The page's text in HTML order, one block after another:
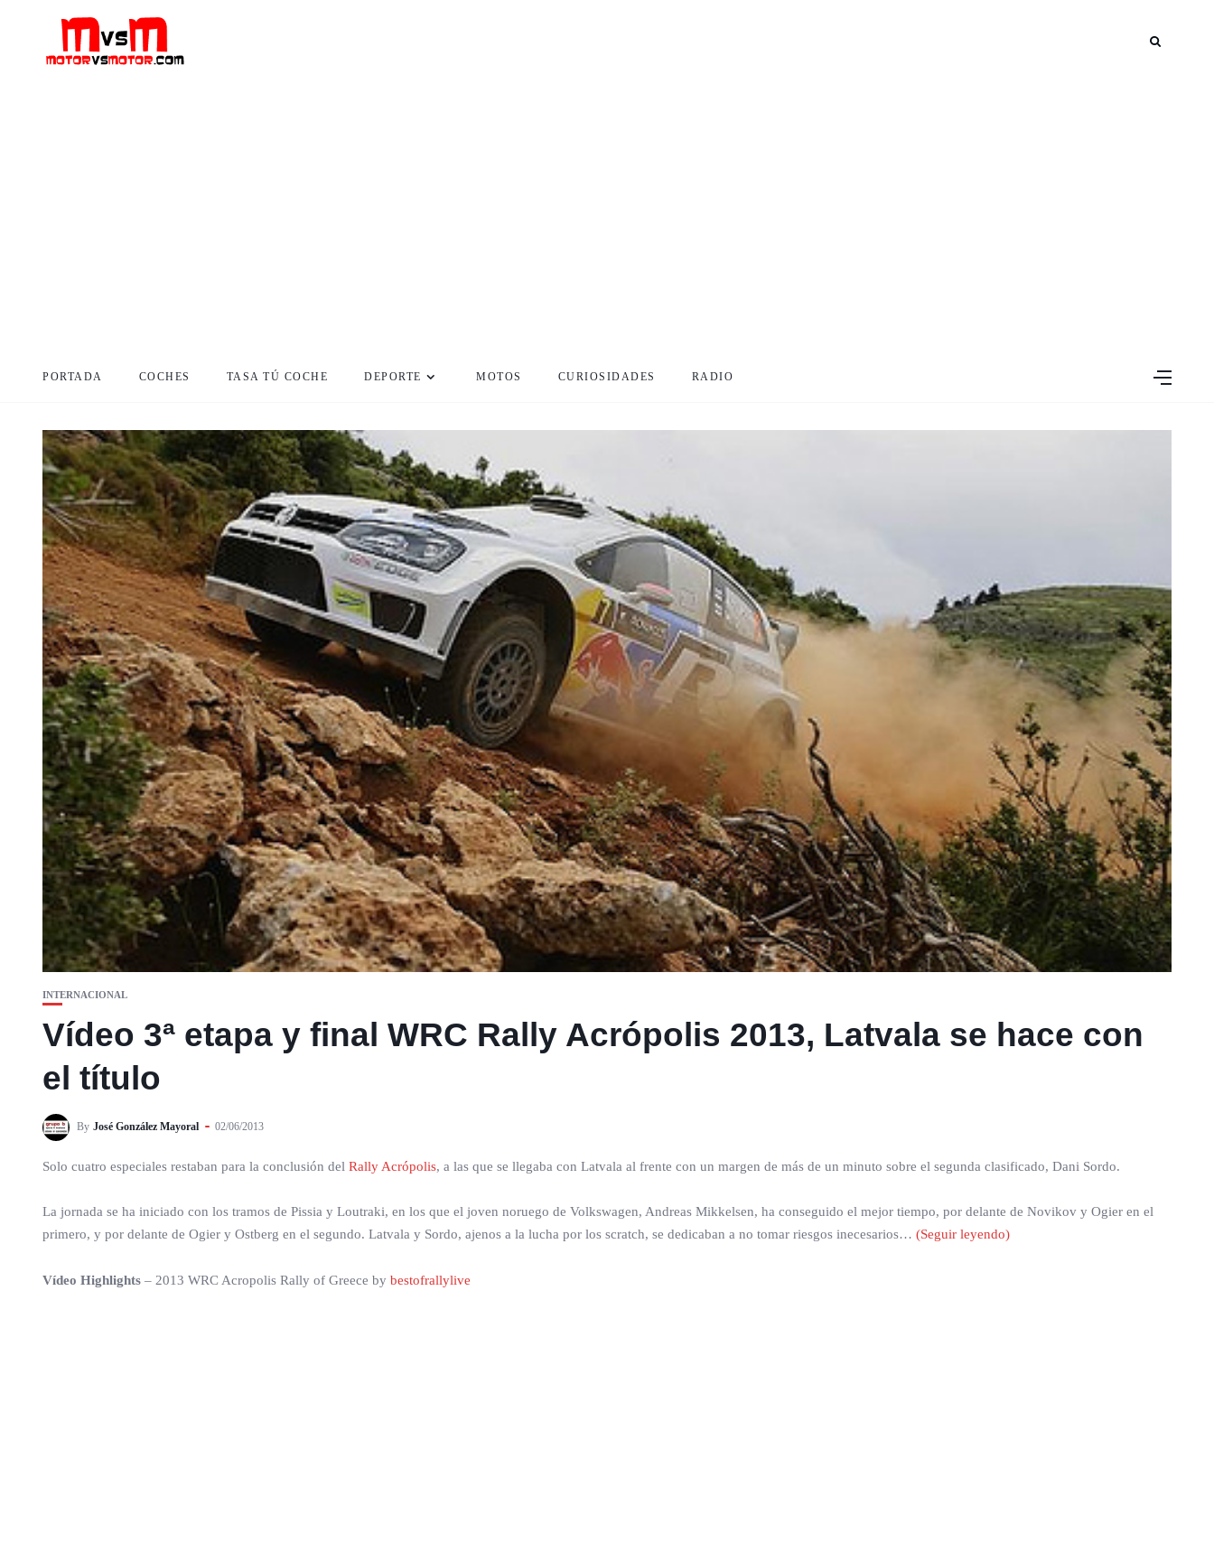
PORTADA COCHES TASA TÚ COCHE DEPORTE MOTOS CURIOSIDADES RADIO
INTERNACIONAL
Vídeo 3ª etapa y final WRC Rally Acrópolis 2013, Latvala se hace con
el título
By José González Mayoral 02/06/2013
Solo cuatro especiales restaban para la conclusión del Rally Acrópolis, a las que se llegaba con Latvala al frente con un margen de más de un minuto sobre el segunda clasificado, Dani Sordo.
La jornada se ha iniciado con los tramos de Pissia y Loutraki, en los que el joven noruego de Volkswagen, Andreas Mikkelsen, ha conseguido el mejor tiempo, por delante de Novikov y Ogier en el
primero, y por delante de Ogier y Ostberg en el segundo. Latvala y Sordo, ajenos a la lucha por los scratch, se dedicaban a no tomar riesgos inecesarios… (Seguir leyendo)
Vídeo Highlights – 2013 WRC Acropolis Rally of Greece by bestofrallylive